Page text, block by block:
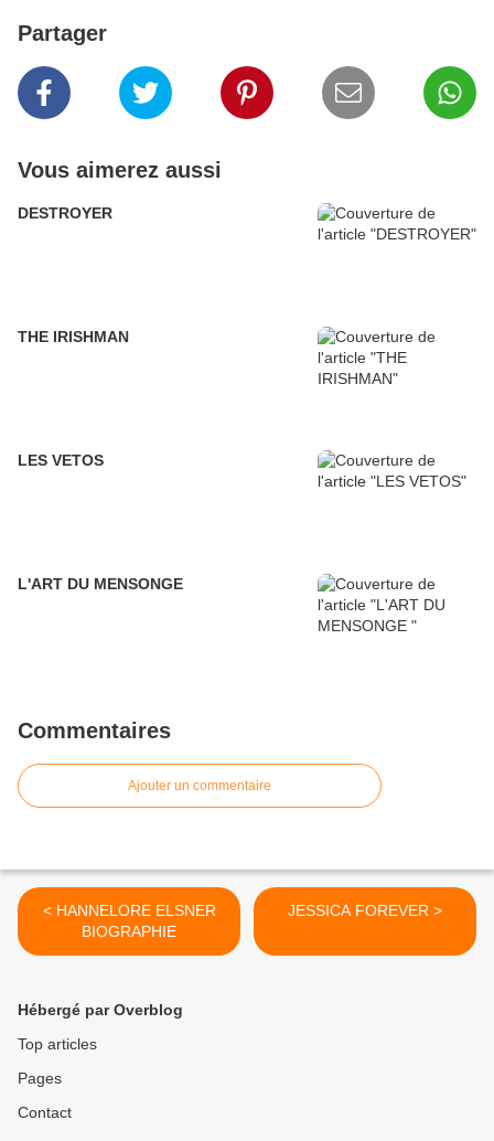
Partager
Vous aimerez aussi
DESTROYER
THE IRISHMAN
LES VETOS
L'ART DU MENSONGE
Commentaires
Ajouter un commentaire
< HANNELORE ELSNER
BIOGRAPHIE
JESSICA FOREVER >
Hébergé par Overblog
Top articles
Pages
Contact